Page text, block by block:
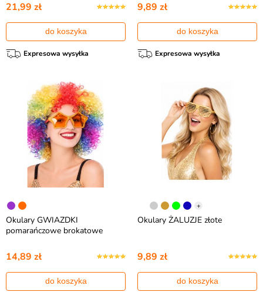
21,99 zł
do koszyka
Expresowa wysyłka
9,89 zł
do koszyka
Expresowa wysyłka
Okulary GWIAZDKI
pomarańczowe brokatowe
14,89 zł
do koszyka
+
Okulary ŻALUZJE złote
9,89 zł
do koszyka